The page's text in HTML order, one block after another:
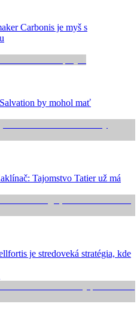
Carbonis je myš s
by mohol mať
Tajomstvo Tatier už má
je stredoveká stratégia, kde